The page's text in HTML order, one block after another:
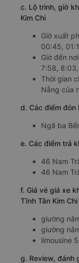
c. Lộ trình, giờ
Kim Chi
Giờ xuất
00:45,
Giờ đến
7:58,
Thời gian
Nẵng của
d. Các điểm đón
Ngã ba
e. Các điểm trả
46 Nam
46 Nam
f. Giá vé giá xe
Tĩnh Tân Kim Chi
giường
giường
limousine
g. Review, đánh